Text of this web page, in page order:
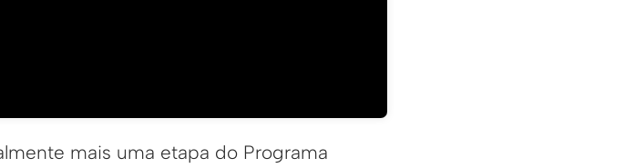
mais uma etapa do Programa